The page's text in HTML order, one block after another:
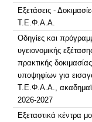
Εξετάσεις -
Τ.Ε.Φ.Α.Α.
Οδηγίες και
υγειονομικής
πρακτικής
υποψηφίων για
Τ.Ε.Φ.Α.Α.,
2026-2027
Εξεταστικά κέντρα